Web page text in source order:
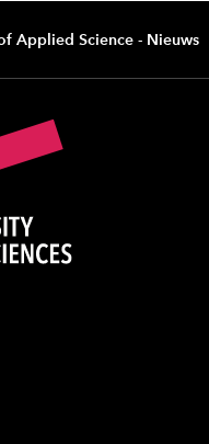
Applied Science - Nieuws